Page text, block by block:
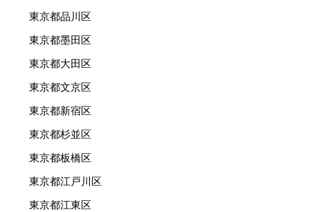
東京都品川区
東京都墨田区
東京都大田区
東京都文京区
東京都新宿区
東京都杉並区
東京都板橋区
東京都江戸川区
東京都江東区